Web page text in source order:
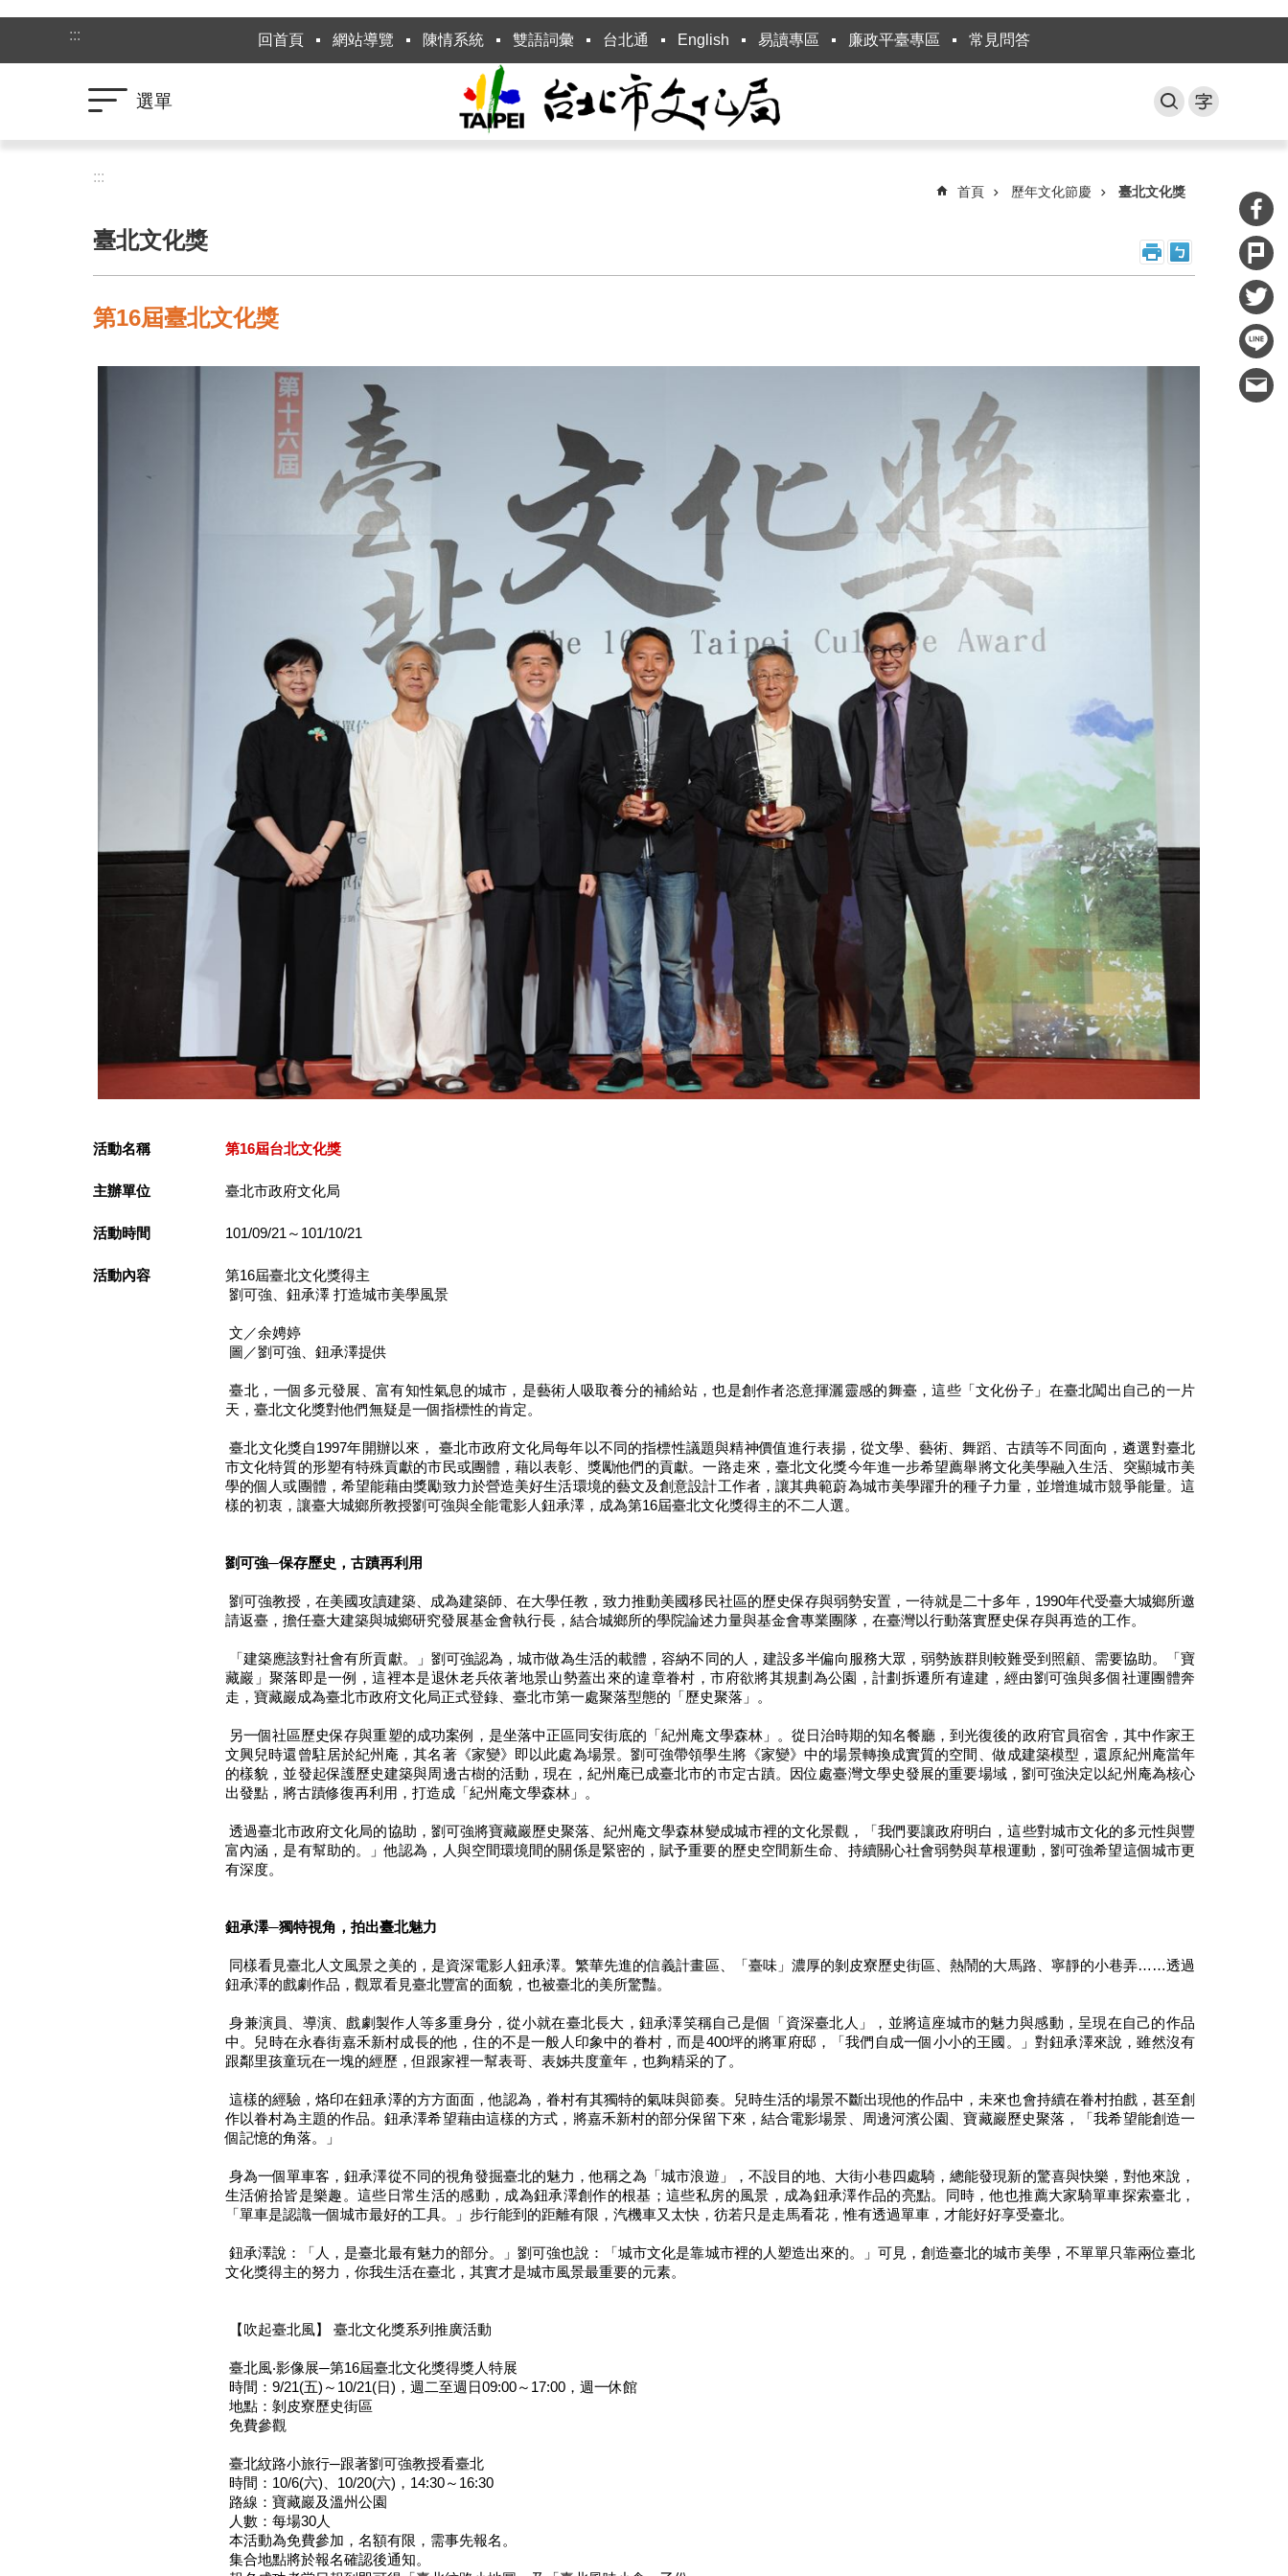
跳到主要內容區塊
:::
回首頁 網站導覽 陳情系統 雙語詞彙 台北通 English 易讀專區 廉政平臺專區 常見問答
選單
:::
首頁 歷年文化節慶 臺北文化獎
臺北文化獎
第16屆臺北文化獎
活動名稱 第16屆台北文化獎
主辦單位 臺北市政府文化局
活動時間 101/09/21～101/10/21
活動內容
第16屆臺北文化獎得主
劉可強、鈕承澤 打造城市美學風景
文／余娉婷
圖／劉可強、鈕承澤提供
臺北，一個多元發展、富有知性氣息的城市，是藝術人吸取養分的補給站，也是創作者恣意揮灑靈感的舞臺，這些「文化份子」在臺北闖出自己的一片
天，臺北文化獎對他們無疑是一個指標性的肯定。
臺北文化獎自1997年開辦以來， 臺北市政府文化局每年以不同的指標性議題與精神價值進行表揚，從文學、藝術、舞蹈、古蹟等不同面向，遴選對臺北
市文化特質的形塑有特殊貢獻的市民或團體，藉以表彰、獎勵他們的貢獻。一路走來，臺北文化獎今年進一步希望薦舉將文化美學融入生活、突顯城市美
學的個人或團體，希望能藉由獎勵致力於營造美好生活環境的藝文及創意設計工作者，讓其典範蔚為城市美學躍升的種子力量，並增進城市競爭能量。這
樣的初衷，讓臺大城鄉所教授劉可強與全能電影人鈕承澤，成為第16屆臺北文化獎得主的不二人選。
劉可強─保存歷史，古蹟再利用
劉可強教授，在美國攻讀建築、成為建築師、在大學任教，致力推動美國移民社區的歷史保存與弱勢安置，一待就是二十多年，1990年代受臺大城鄉所邀
請返臺，擔任臺大建築與城鄉研究發展基金會執行長，結合城鄉所的學院論述力量與基金會專業團隊，在臺灣以行動落實歷史保存與再造的工作。
「建築應該對社會有所貢獻。」劉可強認為，城市做為生活的載體，容納不同的人，建設多半偏向服務大眾，弱勢族群則較難受到照顧、需要協助。「寶
藏巖」聚落即是一例，這裡本是退休老兵依著地景山勢蓋出來的違章眷村，市府欲將其規劃為公園，計劃拆遷所有違建，經由劉可強與多個社運團體奔
走，寶藏巖成為臺北市政府文化局正式登錄、臺北市第一處聚落型態的「歷史聚落」。
另一個社區歷史保存與重塑的成功案例，是坐落中正區同安街底的「紀州庵文學森林」。從日治時期的知名餐廳，到光復後的政府官員宿舍，其中作家王
文興兒時還曾駐居於紀州庵，其名著《家變》即以此處為場景。劉可強帶領學生將《家變》中的場景轉換成實質的空間、做成建築模型，還原紀州庵當年
的樣貌，並發起保護歷史建築與周邊古樹的活動，現在，紀州庵已成臺北市的市定古蹟。因位處臺灣文學史發展的重要場域，劉可強決定以紀州庵為核心
出發點，將古蹟修復再利用，打造成「紀州庵文學森林」。
透過臺北市政府文化局的協助，劉可強將寶藏巖歷史聚落、紀州庵文學森林變成城市裡的文化景觀，「我們要讓政府明白，這些對城市文化的多元性與豐
富內涵，是有幫助的。」他認為，人與空間環境間的關係是緊密的，賦予重要的歷史空間新生命、持續關心社會弱勢與草根運動，劉可強希望這個城市更
有深度。
鈕承澤─獨特視角，拍出臺北魅力
同樣看見臺北人文風景之美的，是資深電影人鈕承澤。繁華先進的信義計畫區、「臺味」濃厚的剝皮寮歷史街區、熱鬧的大馬路、寧靜的小巷弄……透過
鈕承澤的戲劇作品，觀眾看見臺北豐富的面貌，也被臺北的美所驚豔。
身兼演員、導演、戲劇製作人等多重身分，從小就在臺北長大，鈕承澤笑稱自己是個「資深臺北人」，並將這座城市的魅力與感動，呈現在自己的作品
中。兒時在永春街嘉禾新村成長的他，住的不是一般人印象中的眷村，而是400坪的將軍府邸，「我們自成一個小小的王國。」對鈕承澤來說，雖然沒有
跟鄰里孩童玩在一塊的經歷，但跟家裡一幫表哥、表姊共度童年，也夠精采的了。
這樣的經驗，烙印在鈕承澤的方方面面，他認為，眷村有其獨特的氣味與節奏。兒時生活的場景不斷出現他的作品中，未來也會持續在眷村拍戲，甚至創
作以眷村為主題的作品。鈕承澤希望藉由這樣的方式，將嘉禾新村的部分保留下來，結合電影場景、周邊河濱公園、寶藏巖歷史聚落，「我希望能創造一
個記憶的角落。」
身為一個單車客，鈕承澤從不同的視角發掘臺北的魅力，他稱之為「城市浪遊」，不設目的地、大街小巷四處騎，總能發現新的驚喜與快樂，對他來說，
生活俯拾皆是樂趣。這些日常生活的感動，成為鈕承澤創作的根基；這些私房的風景，成為鈕承澤作品的亮點。同時，他也推薦大家騎單車探索臺北，
「單車是認識一個城市最好的工具。」步行能到的距離有限，汽機車又太快，彷若只是走馬看花，惟有透過單車，才能好好享受臺北。
鈕承澤說：「人，是臺北最有魅力的部分。」劉可強也說：「城市文化是靠城市裡的人塑造出來的。」可見，創造臺北的城市美學，不單單只靠兩位臺北
文化獎得主的努力，你我生活在臺北，其實才是城市風景最重要的元素。
【吹起臺北風】 臺北文化獎系列推廣活動
臺北風‧影像展─第16屆臺北文化獎得獎人特展
時間：9/21(五)～10/21(日)，週二至週日09:00～17:00，週一休館
地點：剝皮寮歷史街區
免費參觀
臺北紋路小旅行─跟著劉可強教授看臺北
時間：10/6(六)、10/20(六)，14:30～16:30
路線：寶藏巖及溫州公園
人數：每場30人
本活動為免費參加，名額有限，需事先報名。
集合地點將於報名確認後通知。